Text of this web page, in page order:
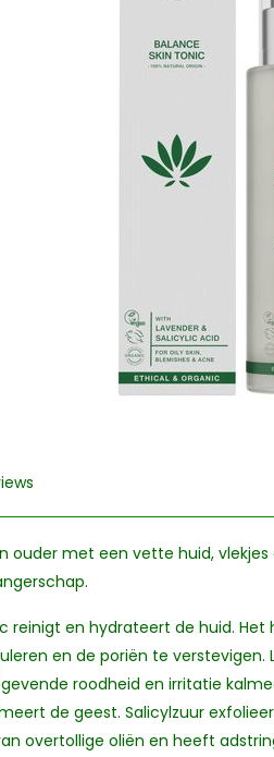
ouder met een vette huid,
reinigt en hydrateert de huid.
en de poriën te verstevigen.
roodheid en irritatie
de geest. Salicylzuur
overtollige oliën en heeft